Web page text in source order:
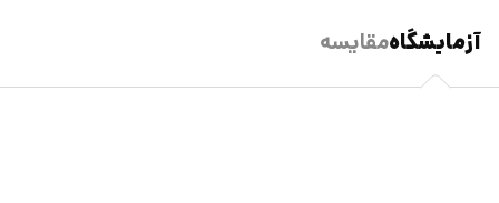
آزمایشگاهمقایسه